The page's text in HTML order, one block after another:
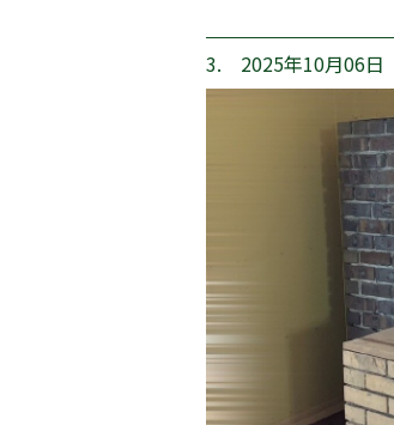
3. 2025年10月06日